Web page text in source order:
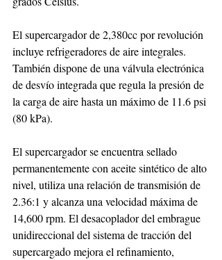
El supercargador de 2,380cc por revolución
incluye refrigeradores de aire integrales.
También dispone de una válvula electrónica
de desvío integrada que regula la presión de
la carga de aire hasta un máximo de 11.6 psi
(80 kPa).
El supercargador se encuentra sellado
permanentemente con aceite sintético de alto
nivel, utiliza una relación de transmisión de
2.36:1 y alcanza una velocidad máxima de
14,600 rpm. El desacoplador del embrague
unidireccional del sistema de tracción del
supercargado mejora el refinamiento,